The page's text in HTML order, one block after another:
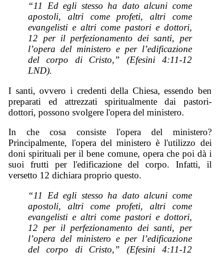
“11 Ed egli stesso ha dato alcuni come
apostoli, altri come profeti, altri come
evangelisti e altri come pastori e dottori,
12 per il perfezionamento dei santi, per
l’opera del ministero e per l’edificazione
del corpo di Cristo,” (Efesini 4:11-12
LND).
I santi, ovvero i credenti della Chiesa, essendo ben
preparati ed attrezzati spiritualmente dai pastori-
dottori, possono svolgere l'opera del ministero.
In che cosa consiste l'opera del ministero?
Principalmente, l'opera del ministero è l'utilizzo dei
doni spirituali per il bene comune, opera che poi dà i
suoi frutti per l'edificazione del corpo. Infatti, il
versetto 12 dichiara proprio questo.
“11 Ed egli stesso ha dato alcuni come
apostoli, altri come profeti, altri come
evangelisti e altri come pastori e dottori,
12 per il perfezionamento dei santi, per
l’opera del ministero e per l’edificazione
del corpo di Cristo,” (Efesini 4:11-12